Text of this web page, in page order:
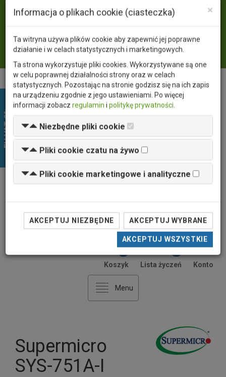
Język PL
EN
Zaloguj się
Koszyk Lista życzeń Konto
Menu
Supermicro
SYS-751A-I
Informacja o plikach cookie (ciasteczka)
Ta witryna używa plików cookie aby zapewnić jej poprawne
Ta strona wykorzystuje pliki cookies. Wykorzystywane są one
w celu poprawnej działalności strony oraz w celach
statystycznych. Pozostając na stronie godzisz się na ich zapis
na urządzeniu zgodnie z jego ustawieniami. Po więcej
Niezbędne pliki cookie
Pliki cookie czatu na żywo
Pliki cookie marketingowe i analityczne
AKCEPTUJ NIEZBĘDNE AKCEPTUJ WYBRANE
AKCEPTUJ WSZYSTKIE
EU VAT 0%